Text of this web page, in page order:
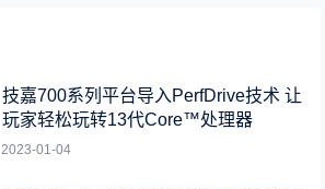
技嘉700系列平台导入PerfDrive技术 让
玩家轻松玩转13代Core™处理器
2023-01-04